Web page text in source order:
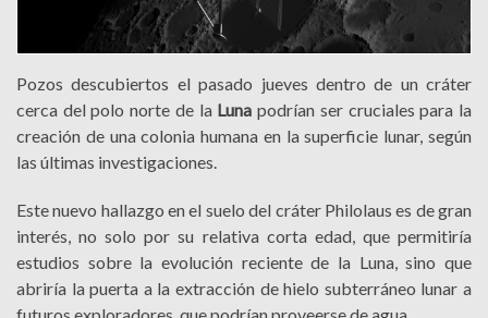
Pozos descubiertos el pasado jueves dentro de un cráter
cerca del polo norte de la Luna podrían ser cruciales para la
creación de una colonia humana en la superficie lunar, según
las últimas investigaciones.
Este nuevo hallazgo en el suelo del cráter Philolaus es de gran
interés, no solo por su relativa corta edad, que permitiría
estudios sobre la evolución reciente de la Luna, sino que
abriría la puerta a la extracción de hielo subterráneo lunar a